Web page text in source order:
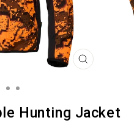
STÄNG
Hunting Jacket